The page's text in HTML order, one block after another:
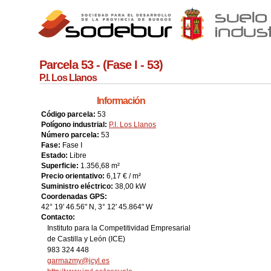
Parcela 53 - (Fase I - 53)
P.I. Los Llanos
Información
Código parcela: 53
Polígono industrial: P.I. Los Llanos
Número parcela: 53
Fase: Fase I
Estado: Libre
Superficie: 1.356,68 m²
Precio orientativo: 6,17 € / m²
Suministro eléctrico: 38,00 kW
Coordenadas GPS:
42° 19' 46.56" N, 3° 12' 45.864" W
Contacto:
Instituto para la Competitividad Empresarial
de Castilla y León (ICE)
983 324 448
garmazmy@jcyl.es